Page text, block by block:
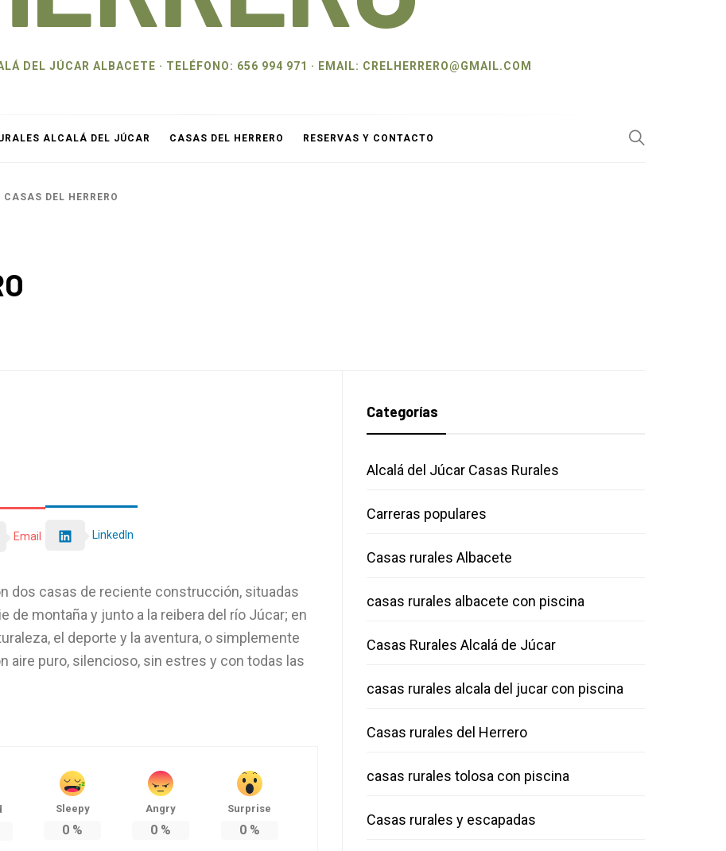
DEL JÚCAR ALBACETE · TELÉFONO: 656 994 971 · EMAIL: CRELHERRERO@GMAIL.COM
ALCALÁ DEL JÚCAR CASAS DEL HERRERO RESERVAS Y CONTACTO
CASAS DEL HERRERO
Email LinkedIn
dos casas de reciente construcción, situadas
de montaña y junto a la reibera del río Júcar; en
el deporte y la aventura, o simplemente
aire puro, silencioso, sin estres y con todas las
Sleepy
0 %
Angry
0 %
Surprise
0%
Categorías
Alcalá del Júcar Casas Rurales
Carreras populares
Casas rurales Albacete
casas rurales albacete con piscina
Casas Rurales Alcalá de Júcar
casas rurales alcala del jucar con piscina
Casas rurales del Herrero
casas rurales tolosa con piscina
Casas rurales y escapadas